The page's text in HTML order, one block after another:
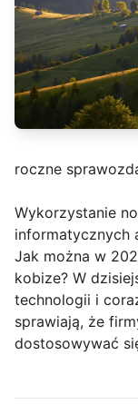
roczne
Wykorzystanie
informatycznych
Jak można w
kobize? W
technologii i
sprawiają, że
dostosowywać